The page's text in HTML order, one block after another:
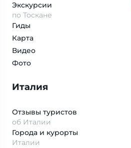
Экскурсии
по Тоскане
Гиды
Карта
Видео
Фото
Италия
Отзывы туристов
об Италии
Города и курорты
Италии